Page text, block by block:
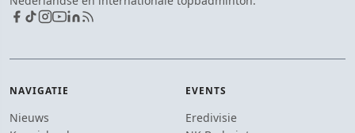
NAVIGATIE
Nieuws
EVENTS
Eredivisie